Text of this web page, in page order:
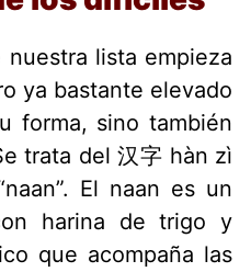
lista empieza
ya bastante elevado
forma, sino también
trata del 汉字 hàn zì
El naan es un
harina de trigo y
que acompaña las